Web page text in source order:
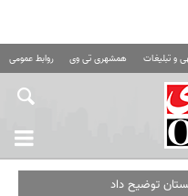
و تبلیغات همشهری تی وی روابط عمومی
توضیح داد